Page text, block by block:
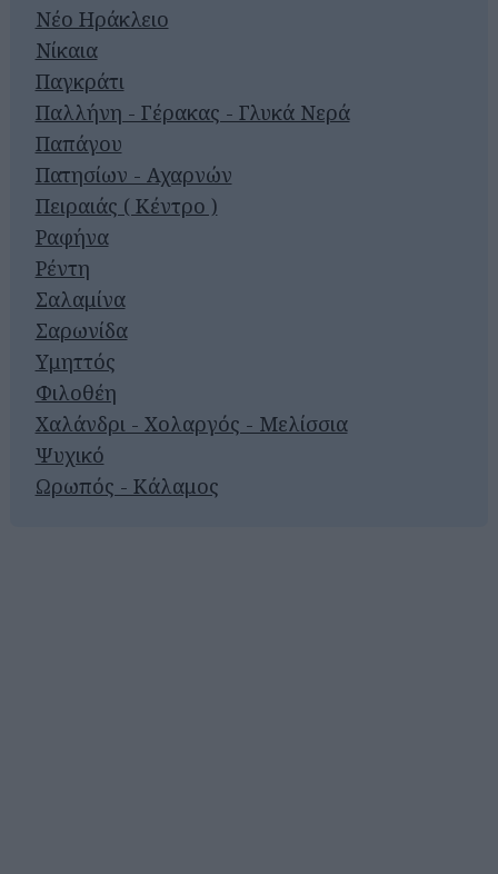
Νέο Ηράκλειο
Νίκαια
Παγκράτι
Παλλήνη - Γέρακας - Γλυκά Νερά
Παπάγου
Πατησίων - Αχαρνών
Πειραιάς ( Κέντρο )
Ραφήνα
Ρέντη
Σαλαμίνα
Σαρωνίδα
Υμηττός
Φιλοθέη
Χαλάνδρι - Χολαργός - Μελίσσια
Ψυχικό
Ωρωπός - Κάλαμος